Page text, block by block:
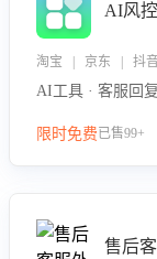
AI风
淘宝 | 京东 | 抖
AI工具 · 客服回
限时免费已售99+
售后